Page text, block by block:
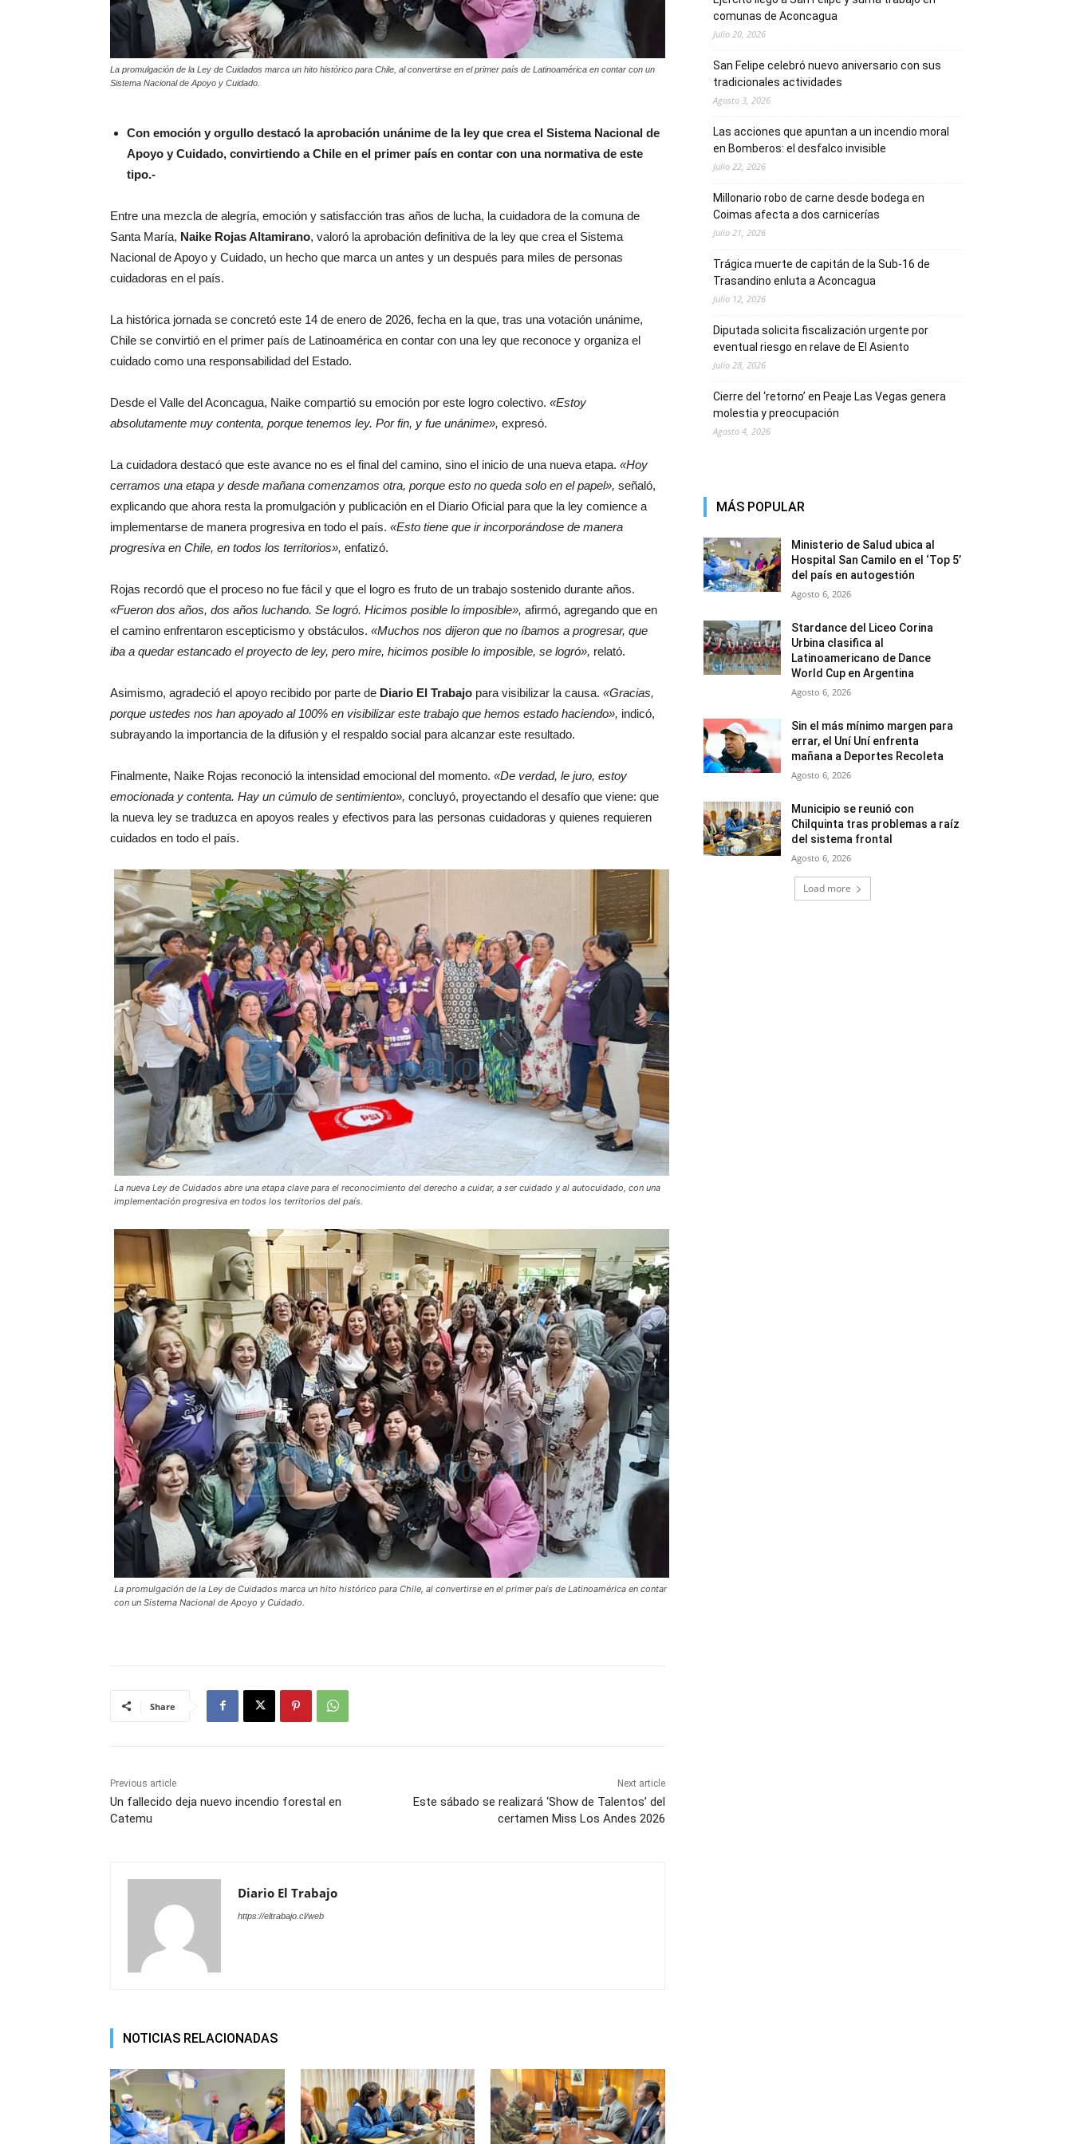
La promulgación de la Ley de Cuidados marca un hito histórico para Chile, al convertirse en el primer país de Latinoamérica en contar con un
Sistema Nacional de Apoyo y Cuidado.
Con emoción y orgullo destacó la aprobación unánime de la ley que crea el Sistema Nacional de
Apoyo y Cuidado, convirtiendo a Chile en el primer país en contar con una normativa de este
tipo.-
Entre una mezcla de alegría, emoción y satisfacción tras años de lucha, la cuidadora de la comuna de
Santa María, Naike Rojas Altamirano, valoró la aprobación definitiva de la ley que crea el Sistema
Nacional de Apoyo y Cuidado, un hecho que marca un antes y un después para miles de personas
cuidadoras en el país.
La histórica jornada se concretó este 14 de enero de 2026, fecha en la que, tras una votación unánime,
Chile se convirtió en el primer país de Latinoamérica en contar con una ley que reconoce y organiza el
cuidado como una responsabilidad del Estado.
Desde el Valle del Aconcagua, Naike compartió su emoción por este logro colectivo. «Estoy
absolutamente muy contenta, porque tenemos ley. Por fin, y fue unánime», expresó.
La cuidadora destacó que este avance no es el final del camino, sino el inicio de una nueva etapa. «Hoy
cerramos una etapa y desde mañana comenzamos otra, porque esto no queda solo en el papel», señaló,
explicando que ahora resta la promulgación y publicación en el Diario Oficial para que la ley comience a
implementarse de manera progresiva en todo el país. «Esto tiene que ir incorporándose de manera
progresiva en Chile, en todos los territorios», enfatizó.
Rojas recordó que el proceso no fue fácil y que el logro es fruto de un trabajo sostenido durante años.
«Fueron dos años, dos años luchando. Se logró. Hicimos posible lo imposible», afirmó, agregando que en
el camino enfrentaron escepticismo y obstáculos. «Muchos nos dijeron que no íbamos a progresar, que
iba a quedar estancado el proyecto de ley, pero mire, hicimos posible lo imposible, se logró», relató.
Asimismo, agradeció el apoyo recibido por parte de Diario El Trabajo para visibilizar la causa. «Gracias,
porque ustedes nos han apoyado al 100% en visibilizar este trabajo que hemos estado haciendo», indicó,
subrayando la importancia de la difusión y el respaldo social para alcanzar este resultado.
Finalmente, Naike Rojas reconoció la intensidad emocional del momento. «De verdad, le juro, estoy
emocionada y contenta. Hay un cúmulo de sentimiento», concluyó, proyectando el desafío que viene: que
la nueva ley se traduzca en apoyos reales y efectivos para las personas cuidadoras y quienes requieren
cuidados en todo el país.
La nueva Ley de Cuidados abre una etapa clave para el reconocimiento del derecho a cuidar, a ser cuidado y al autocuidado, con una
implementación progresiva en todos los territorios del país.
La promulgación de la Ley de Cuidados marca un hito histórico para Chile, al convertirse en el primer país de Latinoamérica en contar
con un Sistema Nacional de Apoyo y Cuidado.
Share
Previous article
Un fallecido deja nuevo incendio forestal en
Catemu
Next article
Este sábado se realizará ‘Show de Talentos’ del
certamen Miss Los Andes 2026
Diario El Trabajo
https://eltrabajo.cl/web
NOTICIAS RELACIONADAS
comunas de Aconcagua
Julio 20, 2026
San Felipe celebró nuevo aniversario con sus
tradicionales actividades
Agosto 3, 2026
Las acciones que apuntan a un incendio moral
en Bomberos: el desfalco invisible
Julio 22, 2026
Millonario robo de carne desde bodega en
Coimas afecta a dos carnicerías
Julio 21, 2026
Trágica muerte de capitán de la Sub-16 de
Trasandino enluta a Aconcagua
Julio 12, 2026
Diputada solicita fiscalización urgente por
eventual riesgo en relave de El Asiento
Julio 28, 2026
Cierre del ‘retorno’ en Peaje Las Vegas genera
molestia y preocupación
Agosto 4, 2026
MÁS POPULAR
Ministerio de Salud ubica al
Hospital San Camilo en el ‘Top 5’
del país en autogestión
Agosto 6, 2026
Stardance del Liceo Corina
Urbina clasifica al
Latinoamericano de Dance
World Cup en Argentina
Agosto 6, 2026
Sin el más mínimo margen para
errar, el Uní Uní enfrenta
mañana a Deportes Recoleta
Agosto 6, 2026
Municipio se reunió con
Chilquinta tras problemas a raíz
del sistema frontal
Agosto 6, 2026
Load more